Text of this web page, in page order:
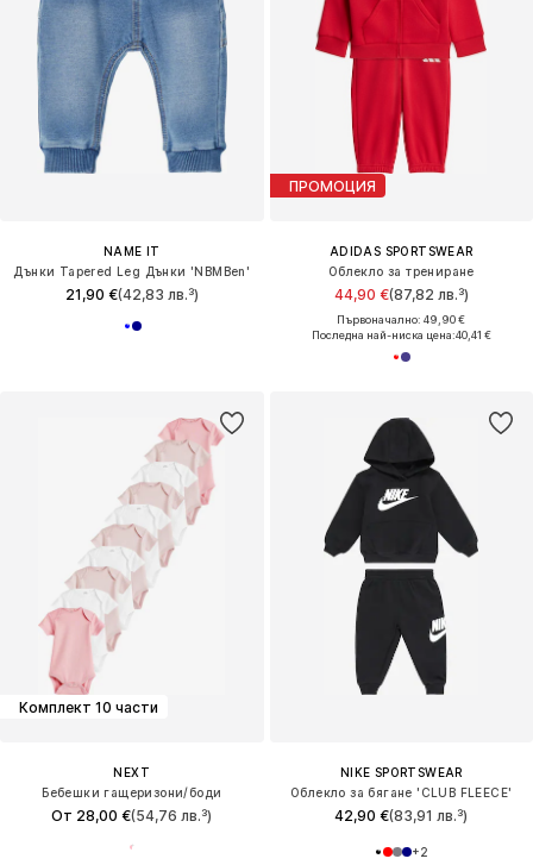
NAME IT
Дънки Tapered Leg Дънки 'NBMBen'
21,90 €(42,83 лв.³)
ПРОМОЦИЯ
ADIDAS SPORTSWEAR
Облекло за трениране
44,90 €(87,82 лв.³)
Първоначално: 49,90 €
Последна най-ниска цена:40,41 €
Комплект 10 части
NEXT
Бебешки гащеризони/боди
От 28,00 €(54,76 лв.³)
NIKE SPORTSWEAR
Облекло за бягане 'CLUB FLEECE'
42,90 €(83,91 лв.³)
+2